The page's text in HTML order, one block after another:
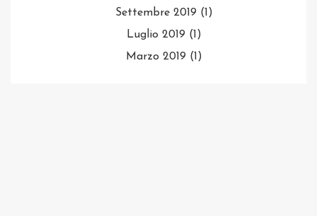
Settembre 2019 (1)
Luglio 2019 (1)
Marzo 2019 (1)